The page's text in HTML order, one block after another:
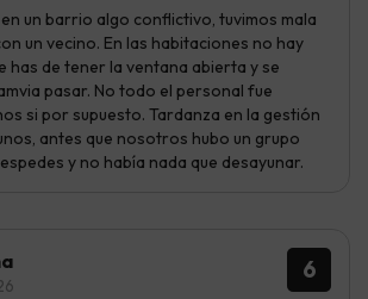
un barrio algo conflictivo, tuvimos mala
un vecino. En las habitaciones no hay
has de tener la ventana abierta y se
pasar. No todo el personal fue
si por supuesto. Tardanza en la gestión
antes que nosotros hubo un grupo
y no había nada que desayunar.
6